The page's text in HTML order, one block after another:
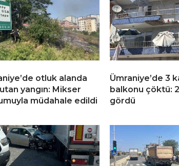
otluk alanda
yangın: Mikser
müdahale edildi
Ümraniye’de 3
balkonu çöktü:
gördü